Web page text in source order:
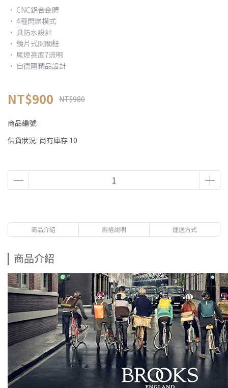
• CNC鋁合金體
• 4種閃爍模式
• 具防水設計
• 鏡片式開關鈕
• 尾燈亮度7流明
• 自德國精品設計
NT$900 NT$980
商品編號:
供貨狀況: 尚有庫存 10
商品介紹 規格說明 運送方式
商品介紹